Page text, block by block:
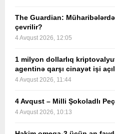
The Guardian:
çevrilir?
4 Avqust 2026, 12:05
1 milyon dollarlıq
agentinə qarşı cinayət işi
4 Avqust 2026, 11:44
4 Avqust – Milli Şokoladlı
4 Avqust 2026, 10:13